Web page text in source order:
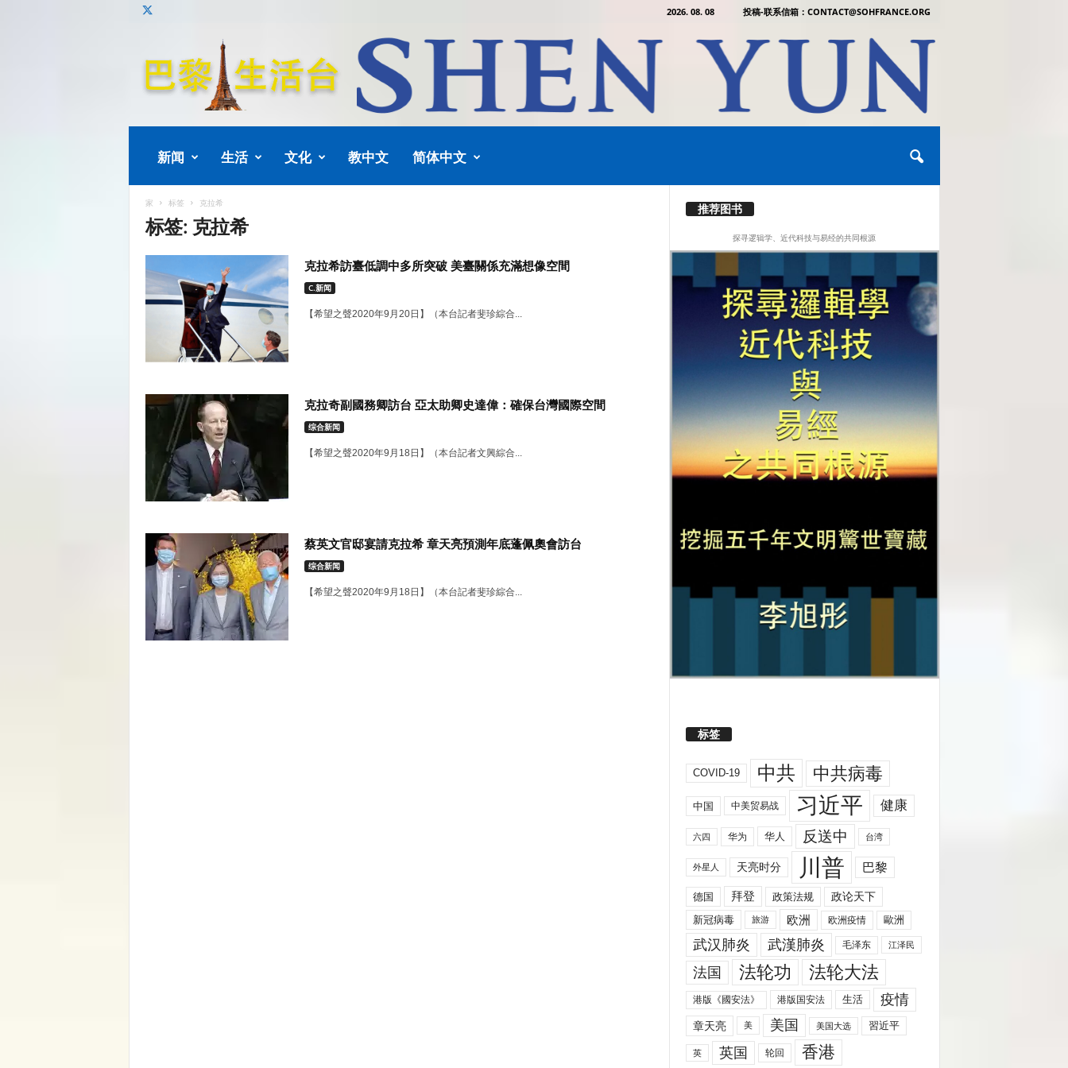
2026. 08. 08 投稿-联系信箱：CONTACT@SOHFRANCE.ORG
新闻 生活 文化 教中文 简体中文
家 标签 克拉希
标签: 克拉希
克拉希訪臺低調中多所突破 美臺關係充滿想像空間
C.新闻
【希望之聲2020年9月20日】（本台記者斐珍綜合...
克拉奇副國務卿訪台 亞太助卿史達偉：確保台灣國際空間
综合新闻
【希望之聲2020年9月18日】（本台記者文興綜合...
蔡英文官邸宴請克拉希 章天亮預測年底蓬佩奧會訪台
综合新闻
【希望之聲2020年9月18日】（本台記者斐珍綜合...
推荐图书
探寻逻辑学、近代科技与易经的共同根源
标签
COVID-19 中共 中共病毒
中国 中美贸易战 习近平 健康
六四 华为 华人 反送中 台湾
外星人 天亮时分 川普 巴黎
德国 拜登 政策法规
政论天下
新冠病毒
旅游 欧洲 欧洲疫情 歐洲
武汉肺炎 武漢肺炎 毛泽东 江泽民
法国 法轮功 法轮大法
港版《國安法》 港版国安法 生活 疫情
章天亮 美 美国 美国大选 習近平
英 英国 轮回 香港